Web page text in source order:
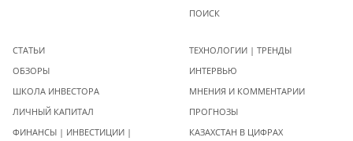
ПОИСК
СТАТЬИ
ОБЗОРЫ
ШКОЛА ИНВЕСТОРА
ЛИЧНЫЙ КАПИТАЛ
ФИНАНСЫ | ИНВЕСТИЦИИ |
ТЕХНОЛОГИИ | ТРЕНДЫ
ИНТЕРВЬЮ
МНЕНИЯ И КОММЕНТАРИИ
ПРОГНОЗЫ
КАЗАХСТАН В ЦИФРАХ